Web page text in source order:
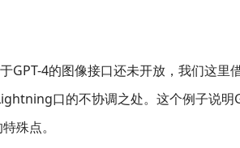
GPT-4的图像接口还未开放，我们这里
口的不协调之处。这个例子说明
殊点。